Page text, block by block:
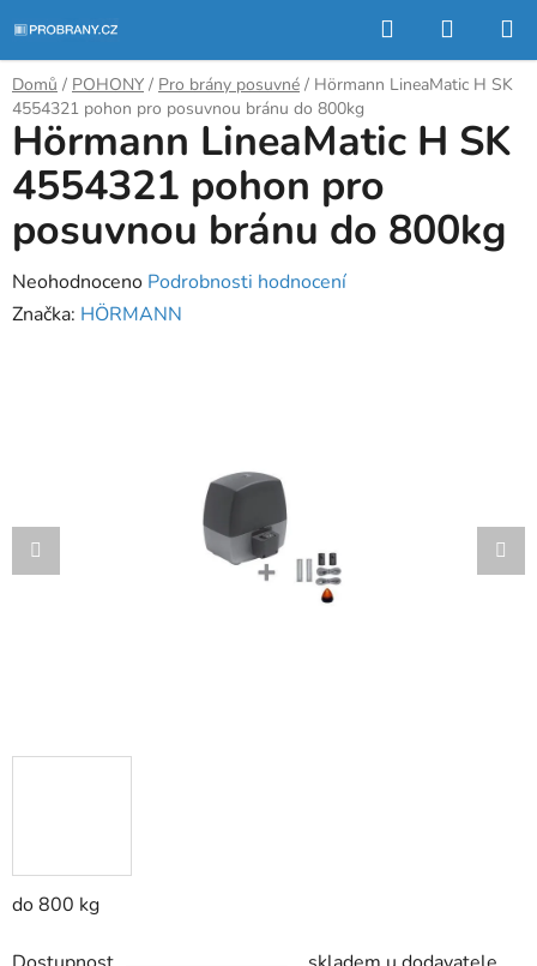
na
obsah
Hledat
KOŠÍK
Domů / POHONY / Pro brány posuvné / Hörmann LineaMatic H SK
4554321 pohon pro posuvnou bránu do 800kg
do 800 kg
Hörmann LineaMatic H SK
4554321 pohon pro
posuvnou bránu do 800kg
Průměrné
hodnocení
Neohodnoceno Podrobnosti hodnocení
Značka: HÖRMANN